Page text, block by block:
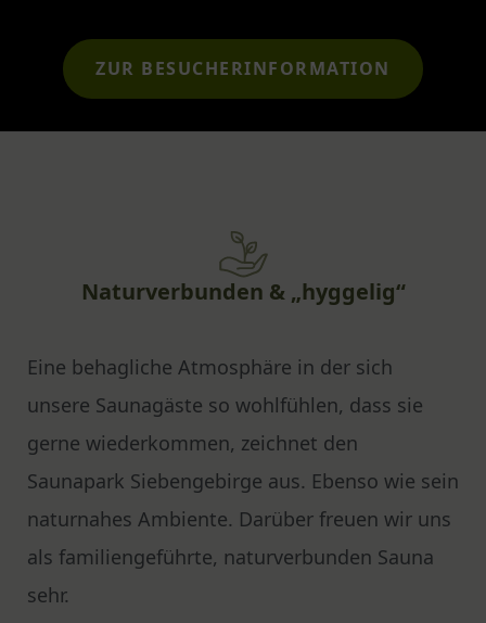
ZUR BESUCHERINFORMATION
Naturverbunden & „hyggelig“
Eine behagliche Atmosphäre in der sich
unsere Saunagäste so wohlfühlen, dass sie
gerne wiederkommen, zeichnet den
Saunapark Siebengebirge aus. Ebenso wie sein
naturnahes Ambiente. Darüber freuen wir uns
als familiengeführte, naturverbunden Sauna
sehr.